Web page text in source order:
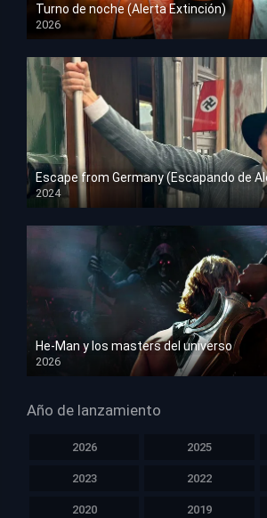
Turno de noche (Alerta Extinción)
2026
HD 1080p
Escape from Germany (Escapando de
2024
HD 1080p
He-Man y los masters del universo
2026
HD 1080p
Año de lanzamiento
2026 2025
2023 2022
2020 2019